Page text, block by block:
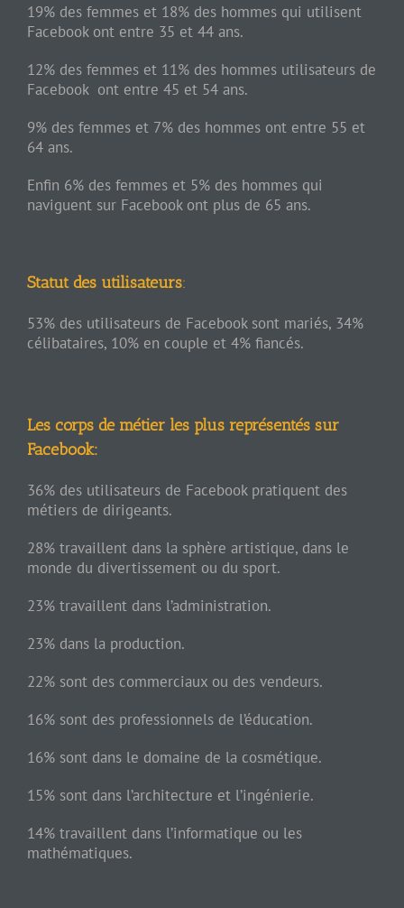
19% des femmes et 18% des hommes qui utilisent
Facebook ont entre 35 et 44 ans.
12% des femmes et 11% des hommes utilisateurs de
Facebook ont entre 45 et 54 ans.
9% des femmes et 7% des hommes ont entre 55 et
64 ans.
Enfin 6% des femmes et 5% des hommes qui
naviguent sur Facebook ont plus de 65 ans.
Statut des utilisateurs:
53% des utilisateurs de Facebook sont mariés, 34%
célibataires, 10% en couple et 4% fiancés.
Les corps de métier les plus représentés sur
Facebook:
36% des utilisateurs de Facebook pratiquent des
métiers de dirigeants.
28% travaillent dans la sphère artistique, dans le
monde du divertissement ou du sport.
23% travaillent dans l’administration.
23% dans la production.
22% sont des commerciaux ou des vendeurs.
16% sont des professionnels de l’éducation.
16% sont dans le domaine de la cosmétique.
15% sont dans l’architecture et l’ingénierie.
14% travaillent dans l’informatique ou les
mathématiques.